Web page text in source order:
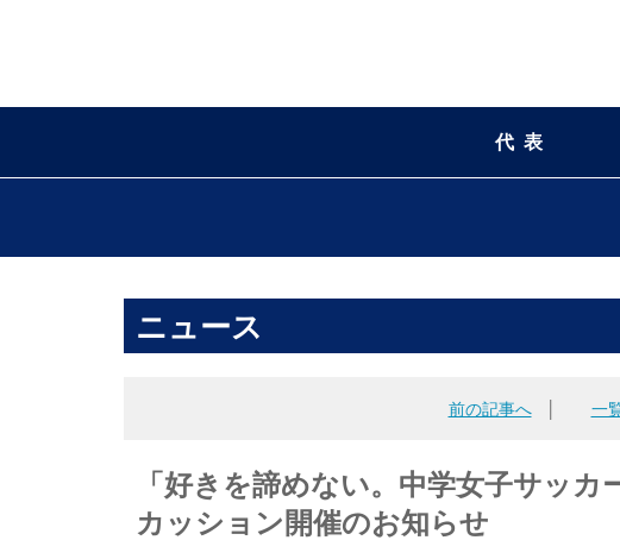
代表
ニュース
前の記事へ│ 一
「好きを諦めない。中学女子サッ
カッション開催のお知らせ